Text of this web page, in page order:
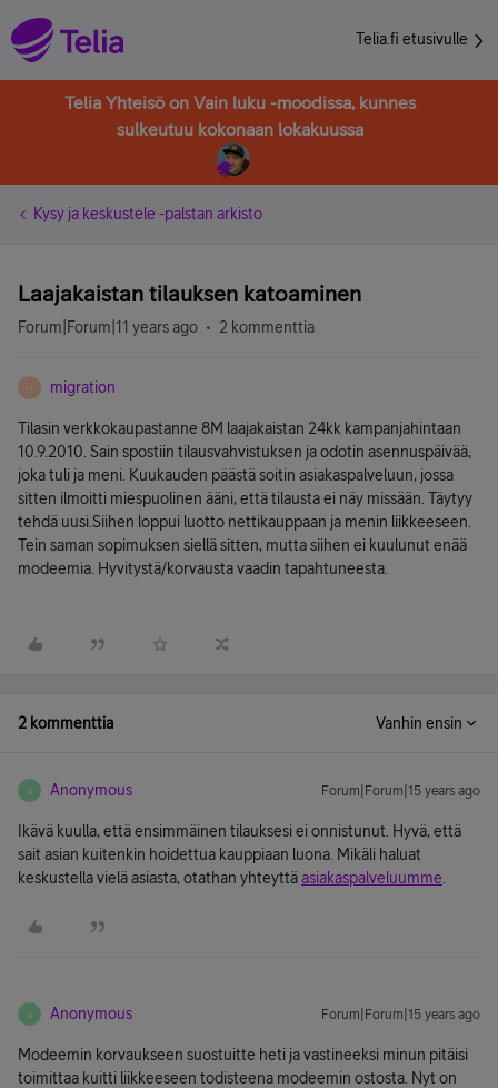
Telia.fi etusivulle
Telia Yhteisö on Vain luku -moodissa, kunnes
sulkeutuu kokonaan lokakuussa
Kysy ja keskustele -palstan arkisto
Laajakaistan tilauksen katoaminen
Forum|Forum|11 years ago 2 kommenttia
M migration
Tilasin verkkokaupastanne 8M laajakaistan 24kk kampanjahintaan
10.9.2010. Sain spostiin tilausvahvistuksen ja odotin asennuspäivää,
joka tuli ja meni. Kuukauden päästä soitin asiakaspalveluun, jossa
sitten ilmoitti miespuolinen ääni, että tilausta ei näy missään. Täytyy
tehdä uusi.Siihen loppui luotto nettikauppaan ja menin liikkeeseen.
Tein saman sopimuksen siellä sitten, mutta siihen ei kuulunut enää
modeemia. Hyvitystä/korvausta vaadin tapahtuneesta.
2 kommenttia Vanhin ensin
A Anonymous Forum|Forum|15 years ago
Ikävä kuulla, että ensimmäinen tilauksesi ei onnistunut. Hyvä, että
sait asian kuitenkin hoidettua kauppiaan luona. Mikäli haluat
keskustella vielä asiasta, otathan yhteyttäasiakaspalveluumme
A Anonymous Forum|Forum|15 years ago
Modeemin korvaukseen suostuitte heti ja vastineeksi minun pitäisi
toimittaa kuitti liikkeeseen todisteena modeemin ostosta. Nyt on